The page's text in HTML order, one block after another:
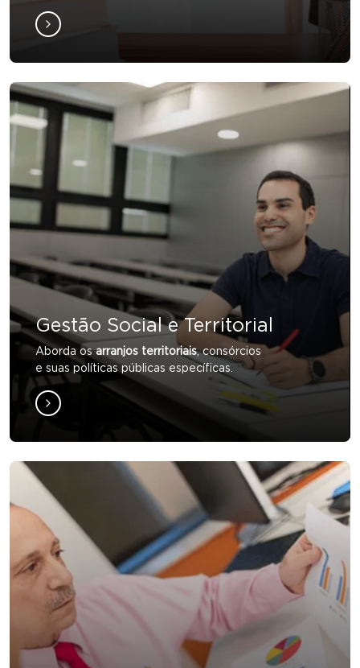
Gestão Social e Territorial
Aborda osarranjos territoriais, consórcios
e suas políticas públicas específicas.